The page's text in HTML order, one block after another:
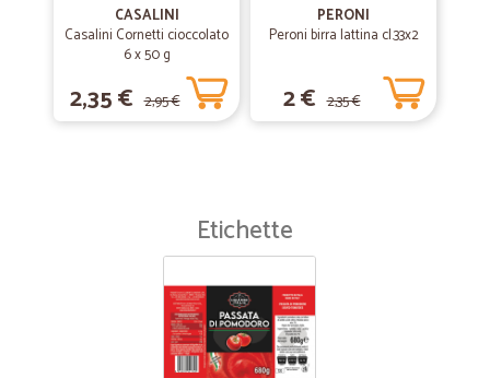
CASALINI
Casalini Cornetti cioccolato
6 x 50 g
2,35 € 2,95 €
PERONI
Peroni birra lattina cl.33x2
2 € 2,35 €
Etichette